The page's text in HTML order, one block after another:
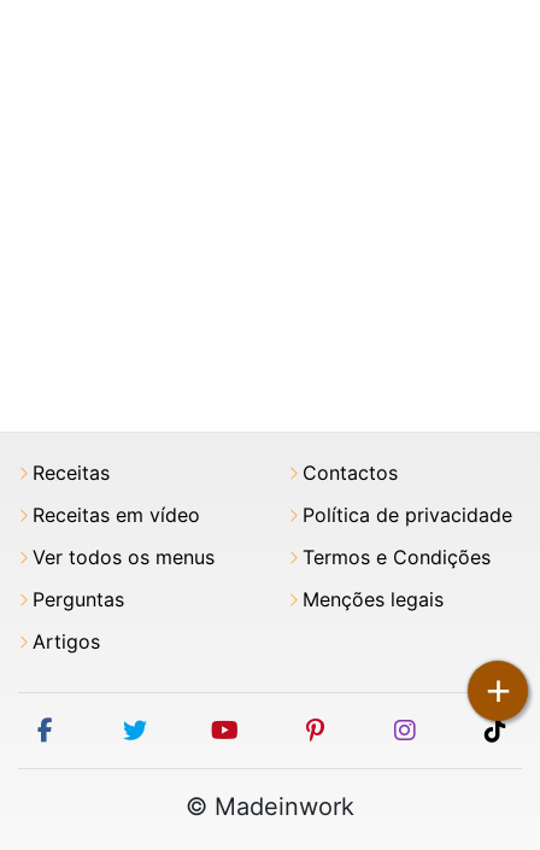
+
Receitas
Receitas em vídeo
Ver todos os menus
Perguntas
Artigos
Contactos
Política de privacidade
Termos e Condições
Menções legais
facebooktwitter youtubepinterestinstagram
© Madeinwork